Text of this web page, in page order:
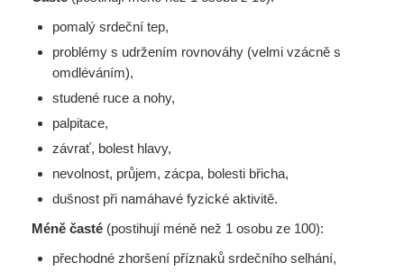
pomalý srdeční tep,
problémy s udržením rovnováhy (velmi vzácně s
omdléváním),
studené ruce a nohy,
palpitace,
závrať, bolest hlavy,
nevolnost, průjem, zácpa, bolesti břicha,
dušnost při namáhavé fyzické aktivitě.
Méně časté (postihují méně než 1 osobu ze 100):
přechodné zhoršení příznaků srdečního selhání,